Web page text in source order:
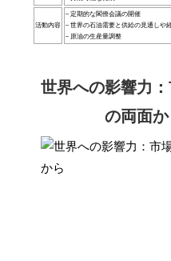
活動内容
– 定期的な閣僚会議の開催
– 世界の石油需要と供給の見通しや
– 原油の生産量調整
世界への影響力
の両面か